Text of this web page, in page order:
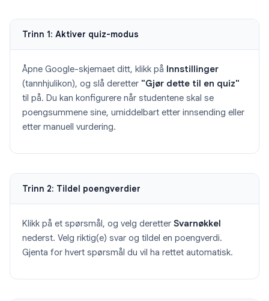
Trinn 1: Aktiver quiz-modus
Åpne Google-skjemaet ditt, klikk på Innstillinger
(tannhjulikon), og slå deretter "Gjør dette til en quiz"
til på. Du kan konfigurere når studentene skal se
poengsummene sine, umiddelbart etter innsending eller
etter manuell vurdering.
Trinn 2: Tildel poengverdier
Klikk på et spørsmål, og velg deretter Svarnøkkel
nederst. Velg riktig(e) svar og tildel en poengverdi.
Gjenta for hvert spørsmål du vil ha rettet automatisk.